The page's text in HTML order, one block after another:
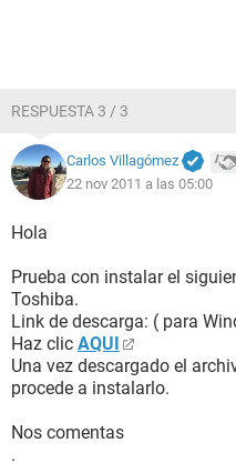
RESPUESTA 3 / 3
Carlos Villagómez
22 nov 2011 a las 05:00
Hola
Prueba con instalar el
Toshiba.
Link de descarga: ( para
Haz clic AQUI
Una vez descargado el
procede a instalarlo.
Nos comentas
.